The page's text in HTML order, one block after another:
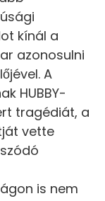
kínál a
azonosulni
A
HUBBY-
tragédiát, a
vette
is nem